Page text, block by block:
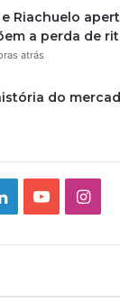
e Riachuelo
a perda de
atrás
do
LinkedinYouTube